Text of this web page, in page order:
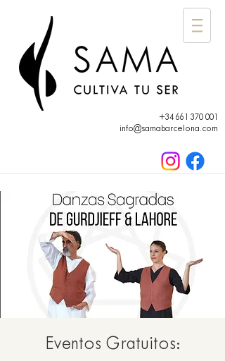
+34 661 370 001
info@samabarcelona.com
Eventos Gratuitos: